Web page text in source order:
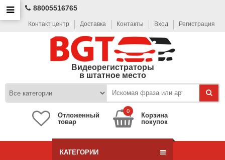
88005516765
Контакт центр Доставка Контакты Вход Регистрация
Видеорегистраторы
в штатное место
Отложенный
товар
0
Корзина
покупок
КАТЕГОРИИ